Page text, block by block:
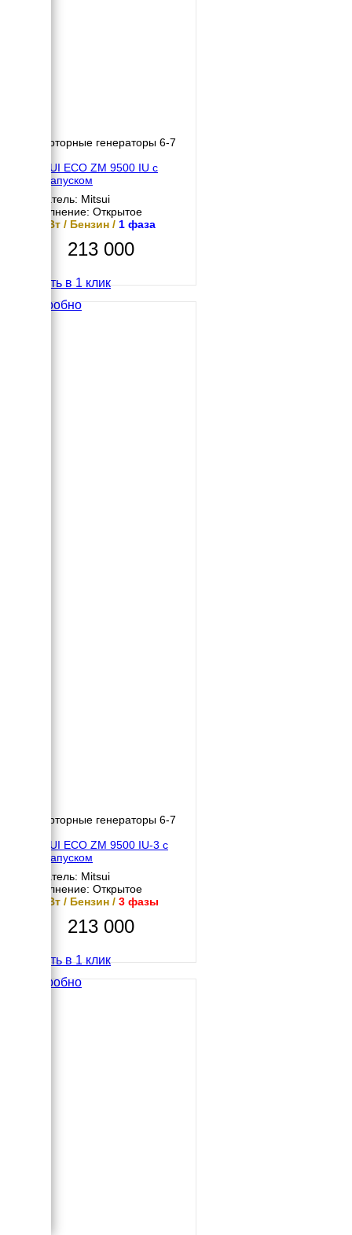
Инверторные генераторы 6-7
MITSUI ECO ZM 9500 IU с
автозапуском
Двигатель: Mitsui
Исполнение: Открытое
8.5 кВт / Бензин / 1 фаза
213 000
Купить в 1 клик
Подробно
Инверторные генераторы 6-7
MITSUI ECO ZM 9500 IU-3 с
автозапуском
Двигатель: Mitsui
Исполнение: Открытое
8.5 кВт / Бензин / 3 фазы
213 000
Купить в 1 клик
Подробно